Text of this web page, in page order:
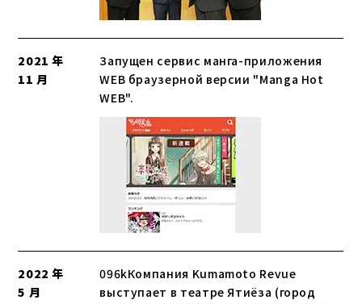
2021 年
11 月
Запущен сервис манга-приложения
WEB браузерной версии "Manga Hot
WEB".
2022 年
5 月
096kКомпания Kumamoto Revue
выступает в театре Ятиёза (город